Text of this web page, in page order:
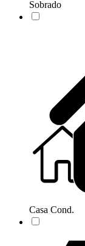
Sobrado
Casa Cond.